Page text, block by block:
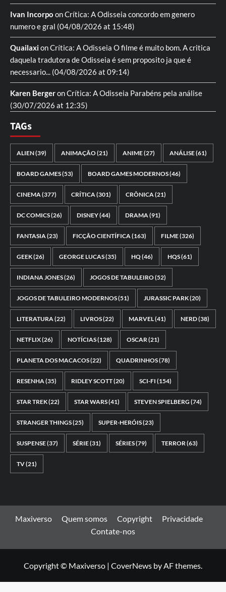
Ivan Incorpo onCrítica: A Odisseia concordo em genero
numero e gral (04/08/2026 at 15:48)
QuailaxionCrítica: A Odisseia O filme é muito bom. A critica
daquela tradutora de Odisseia é sem proposito ja que é
necessario... (04/08/2026 at 09:14)
Karen BergeronCrítica: A Odisseia Parabéns pela análise
(30/07/2026 at 12:35)
TAGs
ALIEN(39) ANIMAÇÃO(21) ANIME(27) ANÁLISE(61)
BOARD GAMES(53) BOARD GAMES MODERNOS(46)
CINEMA(377) CRÍTICA(301) CRÔNICA(21)
DC COMICS(26) DISNEY(44) DRAMA(91)
FANTASIA(23) FICÇÃO CIENTÍFICA(163) FILME(326)
GEEK(26) GEORGE LUCAS(35) HQ(46) HQS(61)
INDIANA JONES(26) JOGOS DE TABULEIRO(52)
JOGOS DE TABULEIRO MODERNOS(51) JURASSIC PARK(20)
LITERATURA(22) LIVROS(22) MARVEL(41) NERD(38)
NETFLIX(26) NOTÍCIAS(128) OSCAR(21)
PLANETA DOS MACACOS(22) QUADRINHOS(78)
RESENHA(35) RIDLEY SCOTT(20) SCI-FI (154)
STAR TREK(22) STAR WARS(41) STEVEN SPIELBERG (74)
STRANGER THINGS(25) SUPER-HERÓIS(23)
SUSPENSE(37) SÉRIE(31) SÉRIES(79) TERROR(63)
TV(21)
Maxiverso Quem somos Copyright
Privacidade
Contate-nos
Copyright © Maxiverso | CoverNews by AF themes.